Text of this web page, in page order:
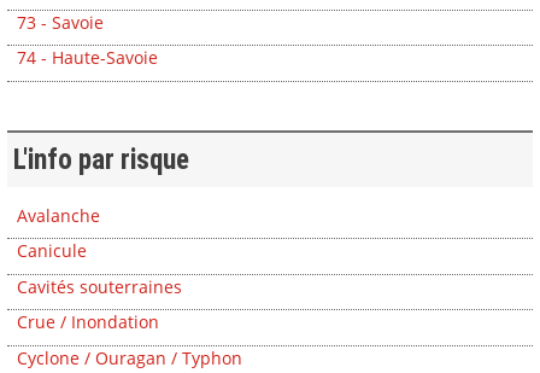
73 - Savoie
74 - Haute-Savoie
L'info par risque
Avalanche
Canicule
Cavités souterraines
Crue / Inondation
Cyclone / Ouragan / Typhon